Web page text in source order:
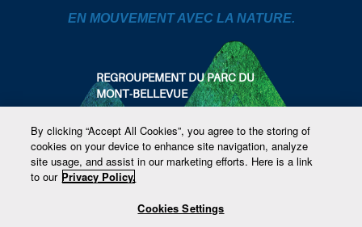
EN MOUVEMENT AVEC LA NATURE.
REGROUPEMENT DU PARC DU
MONT-BELLEVUE
info@parcmontbellevue.com
1440 rue Brébeuf
Sherbrooke, Québec
SUIVEZ-NOUS
By clicking “Accept All Cookies”, you agree to the storing of
cookies on your device to enhance site navigation, analyze
site usage, and assist in our marketing efforts. Here is a link
to our Privacy Policy.
Cookies Settings